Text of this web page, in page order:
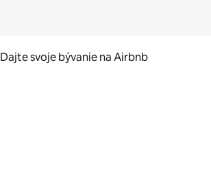
Dajte svoje bývanie na Airbnb